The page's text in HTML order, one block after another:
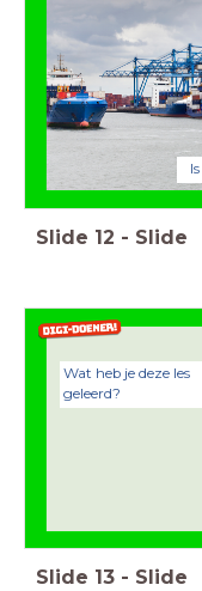
Slide 12 - Slide
Wat heb je deze les
geleerd?
Slide 13 - Slide